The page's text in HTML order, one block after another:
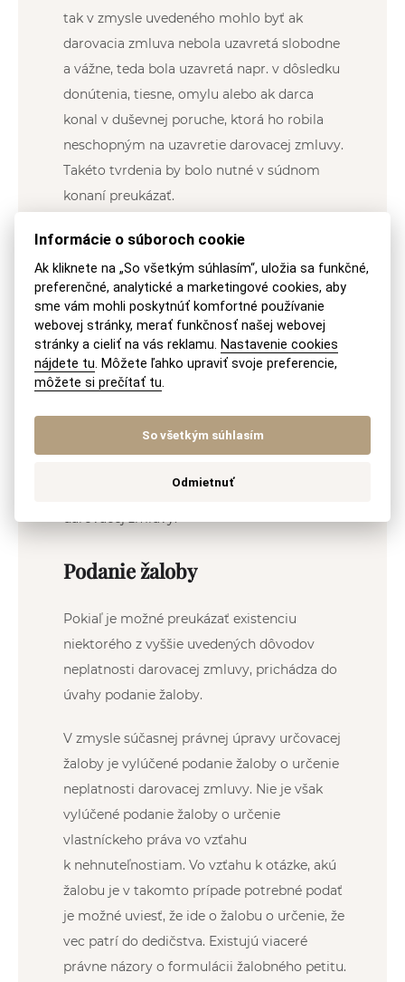
tak v zmysle uvedeného mohlo byť ak
darovacia zmluva nebola uzavretá slobodne
a vážne, teda bola uzavretá napr. v dôsledku
donútenia, tiesne, omylu alebo ak darca
konal v duševnej poruche, ktorá ho robila
neschopným na uzavretie darovacej zmluvy.
Takéto tvrdenia by bolo nutné v súdnom
konaní preukázať.
Neplatnosť zmluvy o zriadení vecného
bremena nezakladá automaticky neplatnosť
darovacej zmluvy. Pre určenie neplatnosti
darovacej zmluvy súdom je potrebné bez
pochybností preukázať, žedarca by
darovaciu zmluvu neuzavrel, ak by vecné
bremeno nevzniklo
dôvodneplatnosti darovacej zmluvy.
Stratégia pre prípadné podanie žaloby by
darovacej zmluvy.
Podanie žaloby
Pokiaľ je možné preukázať existenciu
niektorého z vyššie uvedených dôvodov
neplatnosti darovacej zmluvy, prichádza do
úvahy podanie žaloby.
V zmysle súčasnej právnej úpravy určovacej
žaloby je vylúčené podanie žaloby o určenie
neplatnosti darovacej zmluvy. Nie je však
vylúčené podanie žaloby o určenie
vlastníckeho práva vo vzťahu
k nehnuteľnostiam. Vo vzťahu k otázke, akú
žalobu je v takomto prípade potrebné podať
je možné uviesť, že ide o žalobu o určenie, že
vec patrí do dedičstva. Existujú viaceré
právne názory o formulácii žalobného petitu.
Informácie o súboroch cookie
Ak kliknete na „So všetkým súhlasím“, uložia sa funkčné,
preferenčné, analytické a marketingové cookies, aby
sme vám mohli poskytnúť komfortné používanie
webovej stránky, merať funkčnosť našej webovej
stránky a cieliť na vás reklamu. Nastavenie cookies
nájdete tu. Môžete ľahko upraviť svoje preferencie,
môžete si prečítať tu.
So všetkým súhlasím
Odmietnuť